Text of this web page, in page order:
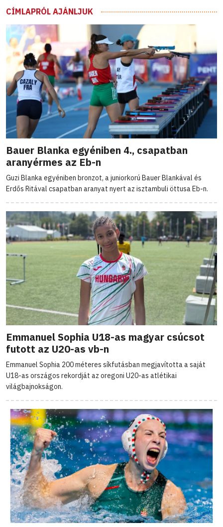
CÍMLAPRÓL AJÁNLJUK
Bauer Blanka egyéniben 4., csapatban
aranyérmes az Eb-n
Guzi Blanka egyéniben bronzot, a juniorkorú Bauer Blankával és
Erdős Ritával csapatban aranyat nyert az isztambuli öttusa Eb-n.
Emmanuel Sophia U18-as magyar csúcsot
futott az U20-as vb-n
Emmanuel Sophia 200 méteres síkfutásban megjavította a saját
U18-as országos rekordját az oregoni U20-as atlétikai
világbajnokságon.